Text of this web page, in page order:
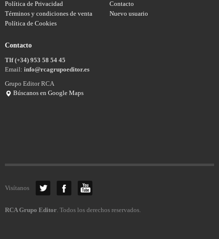
Política de Privacidad
Contacto
Términos y condiciones de venta
Nuevo usuario
Política de Cookies
Contacto
Tlf (+34) 953 58 54 45
Email: info@rcagrupoeditor.es
Grupo Editor RCA
Búscanos en Google Maps
Visítanos
RCA Grupo Editor. Todos los derechos reservados.